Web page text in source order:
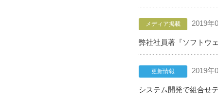
メディア掲載 2019年
弊社社員著『ソフトウ
更新情報 2019年
システム開発で組合せ